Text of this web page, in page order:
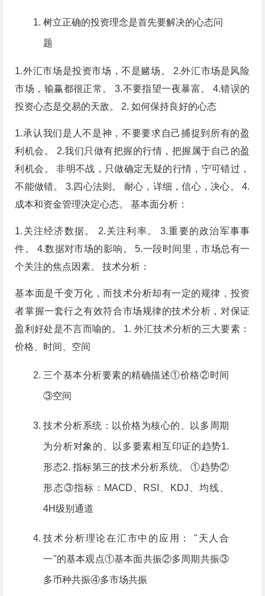
树立正确的投资理念是首先要解决的心态问
题
1.外汇市场是投资市场，不是赌场。 2.外汇市场是风险
市场，输赢都很正常。 3.不要指望一夜暴富。 4.错误的
投资心态是交易的天敌。 2. 如何保持良好的心态
1.承认我们是人不是神，不要要求自己捕捉到所有的盈
利机会。 2.我们只做有把握的行情，把握属于自己的盈
利机会。 非明不战，只做确定无疑的行情，宁可错过，
不能做错。 3.四心法则。 耐心，详细，信心，决心。 4.
成本和资金管理决定心态。 基本面分析：
1.关注经济数据。 2.关注利率。 3.重要的政治军事事
件。 4.数据对市场的影响。 5.一段时间里，市场总有一
个关注的焦点因素。 技术分析：
基本面是千变万化，而技术分析却有一定的规律，投资
者掌握一套行之有效符合市场规律的技术分析，对保证
盈利好处是不言而喻的。 1. 外汇技术分析的三大要素：
价格、时间、空间
三个基本分析要素的精确描述①价格②时间
③空间
技术分析系统：以价格为核心的、以多周期
为分析对象的、以多要素相互印证的趋势1.
形态2. 指标第三的技术分析系统。 ①趋势②
形态③指标：MACD、RSI、KDJ、均线、
4H级别通道
技术分析理论在汇市中的应用： "天人合
一"的基本观点①基本面共振②多周期共振③
多币种共振④多市场共振